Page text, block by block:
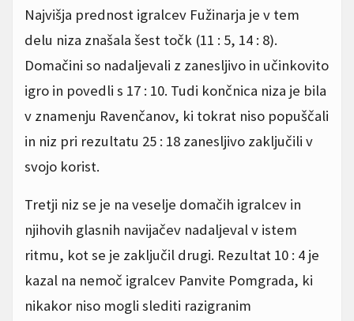
Najvišja prednost igralcev Fužinarja je v tem
delu niza znašala šest točk (11 : 5, 14 : 8).
Domačini so nadaljevali z zanesljivo in učinkovito
igro in povedli s 17 : 10. Tudi končnica niza je bila
v znamenju Ravenčanov, ki tokrat niso popuščali
in niz pri rezultatu 25 : 18 zanesljivo zaključili v
svojo korist.
Tretji niz se je na veselje domačih igralcev in
njihovih glasnih navijačev nadaljeval v istem
ritmu, kot se je zaključil drugi. Rezultat 10 : 4 je
kazal na nemoč igralcev Panvite Pomgrada, ki
nikakor niso mogli slediti razigranim